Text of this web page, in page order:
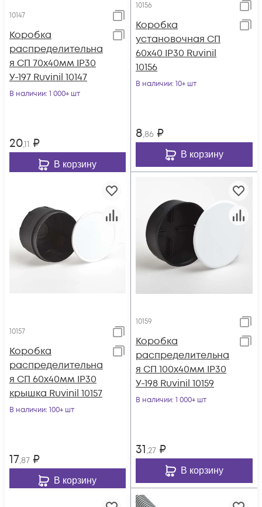
10147
Коробка
распределительна
я СП 70х40мм IP30
У-197 Ruvinil 10147
В наличии: 1 000+ шт
20,11 ₽
В корзину
10156
Коробка
установочная СП
60х40 IP30 Ruvinil
10156
В наличии: 10+ шт
8,86 ₽
В корзину
10157
Коробка
распределительна
я СП 60х40мм IP30
крышка Ruvinil 10157
В наличии: 100+ шт
17,87 ₽
В корзину
10159
Коробка
распределительна
я СП 100х40мм IP30
У-198 Ruvinil 10159
В наличии: 1 000+ шт
31,27 ₽
В корзину